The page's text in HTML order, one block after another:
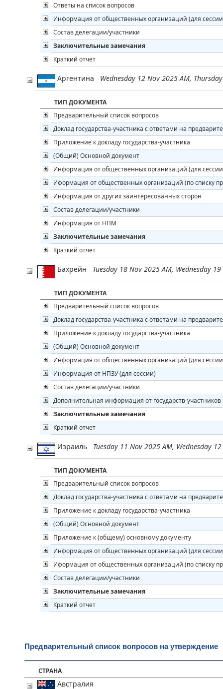
Ответы на список вопросов
Информация от общественных организаций (для
Состав делегации/участники
Заключительные замечания
Краткий отчет
Аргентина Wednesday 12 Nov 2025 AM,
ТИП ДОКУМЕНТА
Предварительный список вопросов
Доклад государства-участника с ответами на
Приложение к докладу государства-участника
(Общий) Основной документ
Информация от общественных организаций (для
Иформация от общественных организаций (по списку
Информация от других заинтересованных сторон
Состав делегации/участники
Информация от НПМ
Заключительные замечания
Краткий отчет
Бахрейн Tuesday 18 Nov 2025 AM, Wednesday
ТИП ДОКУМЕНТА
Предварительный список вопросов
Доклад государства-участника с ответами на
Приложение к докладу государства-участника
(Общий) Основной документ
Информация от общественных организаций (для
Информация от НПЗУ (для сессии)
Состав делегации/участники
Дополнительная информация от государств-участников
Заключительные замечания
Краткий отчет
Израиль Tuesday 11 Nov 2025 AM, Wednesday
ТИП ДОКУМЕНТА
Предварительный список вопросов
Доклад государства-участника с ответами на
Приложение к докладу государства-участника
(Общий) Основной документ
Приложение к (общему) основному документу
Информация от общественных организаций (для
Иформация от общественных организаций (по списку
Состав делегации/участники
Заключительные замечания
Краткий отчет
Предварительный список вопросов на утверждение
СТРАНА
Австралия